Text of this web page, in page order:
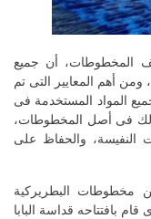
المخطوطات، أن جميع
أهم المعايير التى تم
المواد المستخدمة فى
فى أصل المخطوطات،
والحفاظ على
مخطوطات البطريركية
بافتتاحه قداسة البابا